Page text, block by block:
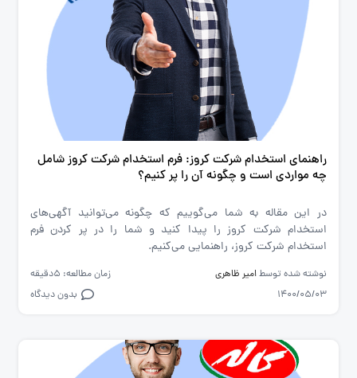
راهنمای استخدام شرکت کروز: فرم استخدام شرکت کروز شامل
چه مواردی است و چگونه آن را پر کنیم؟
در این مقاله به شما می‌گوییم که چگونه می‌توانید آگهی‌های
استخدام شرکت کروز را پیدا کنید و شما را در پر کردن فرم
استخدام شرکت کروز، راهنمایی می‌کنیم.
نوشته شده توسطامیر ظاهری
زمان مطالعه: 5دقیقه
1400/05/03
بدون دیدگاه